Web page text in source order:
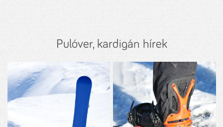
Pulóver, kardigán hírek